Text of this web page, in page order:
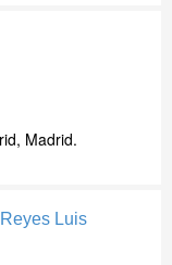
Madrid.
Luis